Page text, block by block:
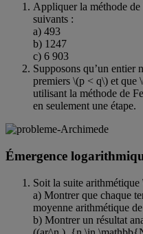
Appliquer la méthode
suivants :
a) 493
b) 1247
c) 6 903
Supposons qu’un entier
premiers \(p < q\) et
utilisant la méthode de
en seulement une étape.
Émergence
Soit la suite
a) Montrer que chaque
moyenne arithmétique
b) Montrer un résultat